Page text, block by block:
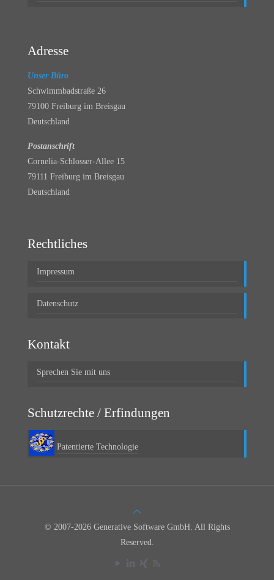
Adresse
Unser Büro
Schwimmbadstraße 26
79100 Freiburg im Breisgau
Deutschland
Postanschrift
Cornelia-Schlosser-Allee 15
79111 Freiburg im Breisgau
Deutschland
Rechtliches
Impressum
Datenschutz
Kontakt
Sprechen Sie mit uns
Schutzrechte / Erfindungen
Patentierte Technologie
© 2007-2026 Generative Software GmbH. All Rights
Reserved.